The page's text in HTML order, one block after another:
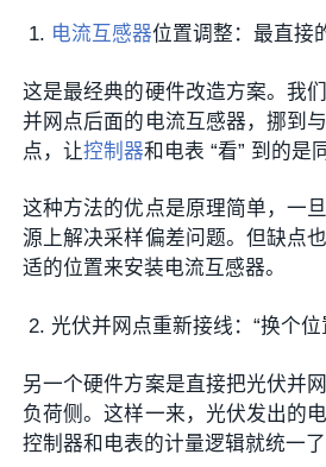
电流互感器位置调整：最直接
这是最经典的硬件改造方案。我
并网点后面的电流互感器，挪到
点，让控制器和电表 “看” 到的是
这种方法的优点是原理简单，一
源上解决采样偏差问题。但缺点
适的位置来安装电流互感器。
光伏并网点重新接线：“换个位
另一个硬件方案是直接把光伏并
负荷侧。这样一来，光伏发出的
控制器和电表的计量逻辑就统一了